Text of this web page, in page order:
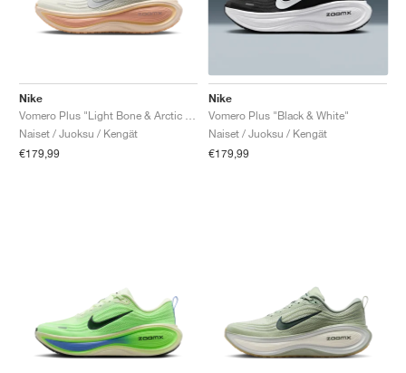
Nike
Naiset / Juoksu / Kengät
€179,99
Nike
Vomero Plus "Black & White"
Naiset / Juoksu / Kengät
€179,99